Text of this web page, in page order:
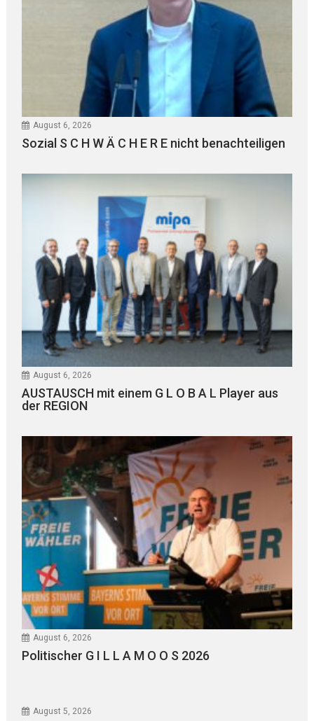
August 6, 2026
Sozial S C H W Ä C H E R E nicht benachteiligen
August 6, 2026
AUSTAUSCH mit einem G L O B A L Player aus
der REGION
August 6, 2026
Politischer G I L L A M O O S 2026
August 5, 2026